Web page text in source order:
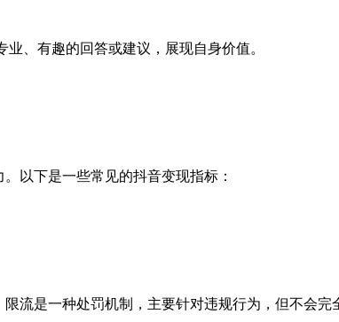
、有趣的回答或建议，展现自身价值。
以下是一些常见的抖音变现指标：
流是一种处罚机制，主要针对违规行为，但不会完